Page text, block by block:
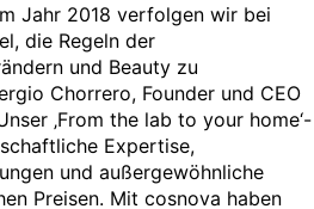
Jahr 2018 verfolgen wir bei
die Regeln der
und Beauty zu
Chorrero, Founder und CEO
‚From the lab to your home‘-
Expertise,
und außergewöhnliche
Preisen. Mit cosnova haben